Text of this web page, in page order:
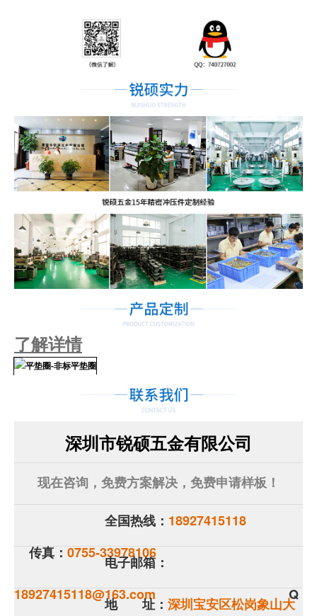
了解详情
深圳市锐硕五金有限公司
现在咨询，免费方案解决，免费申请样板！
全国热线： 18927415118
传真： 0755-33978106
电子邮箱：
18927415118@163.com
Q
地 址： 深圳宝安区松岗象山大